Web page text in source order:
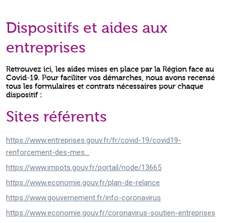
Dispositifs et aides aux
entreprises
Retrouvez ici, les aides mises en place par la Région face au
Covid-19. Pour faciliter vos démarches, nous avons recensé
tous les formulaires et contrats nécessaires pour chaque
dispositif :
Sites référents
https://www.entreprises.gouv.fr/fr/covid-19/covid19-
renforcement-des-mes...
https://www.impots.gouv.fr/portail/node/13665
https://www.economie.gouv.fr/plan-de-relance
https://www.gouvernement.fr/info-coronavirus
https://www.economie.gouv.fr/coronavirus-soutien-entreprises